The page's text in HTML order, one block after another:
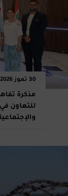
30 تموز 2026 | 20:45
مذكرة
للتعاون